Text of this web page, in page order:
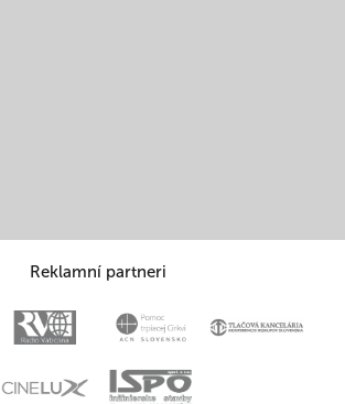
Reklamní partneri